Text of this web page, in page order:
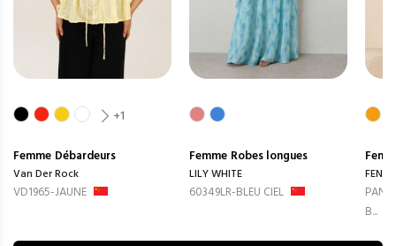
+1
Femme Débardeurs
Van Der Rock
VD1965-JAUNE
Femme Robes longues
LILY WHITE
60349LR-BLEU CIEL
B...